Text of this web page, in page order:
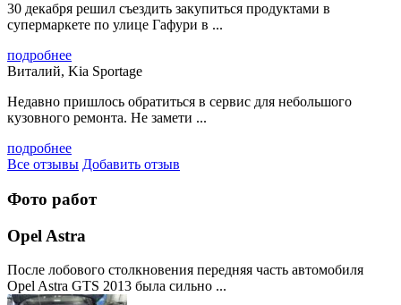
30 декабря решил съездить закупиться продуктами в
супермаркете по улице Гафури в ...
подробнее
Виталий, Kia Sportage
Недавно пришлось обратиться в сервис для небольшого
кузовного ремонта. Не замети ...
подробнее
Все отзывы Добавить отзыв
Фото работ
Opel Astra
После лобового столкновения передняя часть автомобиля
Opel Astra GTS 2013 была сильно ...